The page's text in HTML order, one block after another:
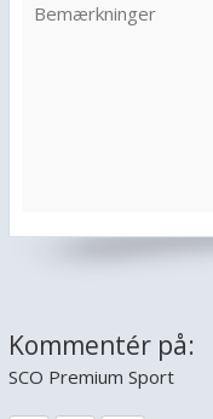
Bemærkninger
Kommentér på:
SCO Premium Sport